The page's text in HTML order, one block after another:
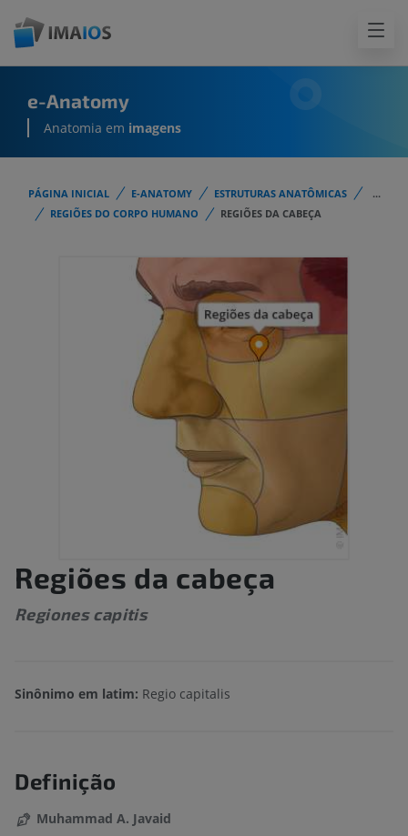
e-Anatomy
Anatomia em imagens
PÁGINA INICIAL E-ANATOMY ESTRUTURAS ANATÔMICAS
...
REGIÕES DO CORPO HUMANO
REGIÕES DA CABEÇA
Regiões da cabeça
Regiones capitis
Sinônimo em latim: Regio capitalis
Definição
Muhammad A. Javaid